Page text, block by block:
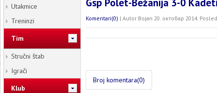
Utakmice
Treninzi
Tim
Stručni štab
Igrači
Klub
Komentari(0) | Autor:Bojan 20. октобар 2014.
Broj komentara(0)